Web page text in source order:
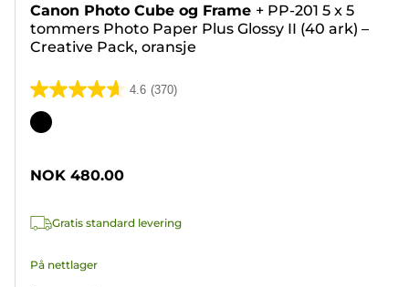
Canon Photo Cube og Frame + PP-201 5 x 5
tommers Photo Paper Plus Glossy II (40 ark) –
Creative Pack, oransje
4.6 (370)
4.6
av
370
Fargekassett
NOK 480.00
Gratis standard levering
På nettlager